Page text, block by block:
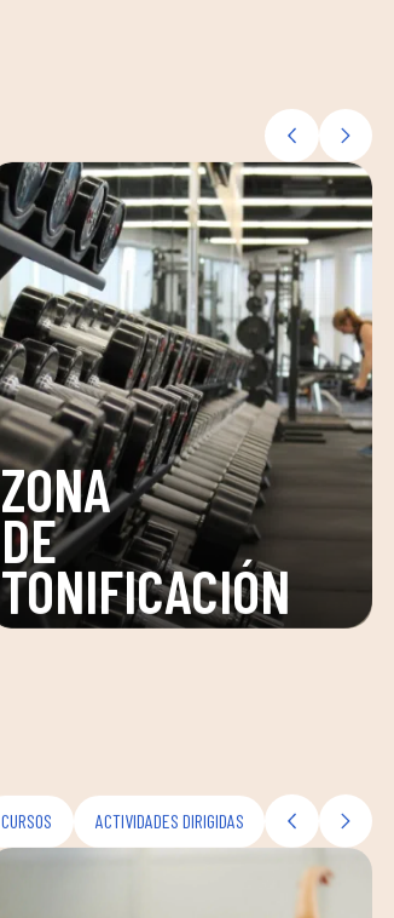
SALA
FITNESS
CURSOS ACTIVIDADES DIRIGIDAS